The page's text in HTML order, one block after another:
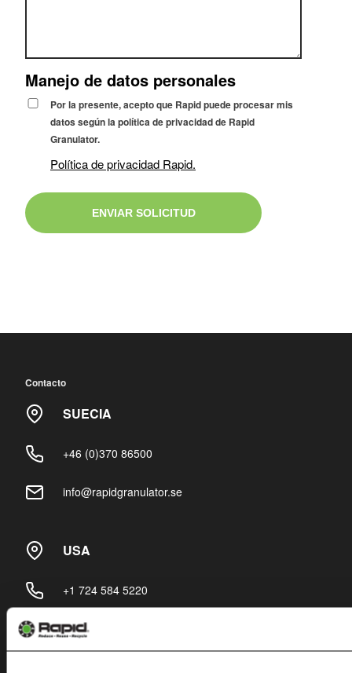
Manejo de datos personales
Por la presente, acepto que Rapid puede procesar mis
datos según la política de privacidad de Rapid
Granulator.
Política de privacidad Rapid.
Contacto
SUECIA
+46 (0)370 86500
info@rapidgranulator.se
USA
+1 724 584 5220
info@rapidgranulator.com